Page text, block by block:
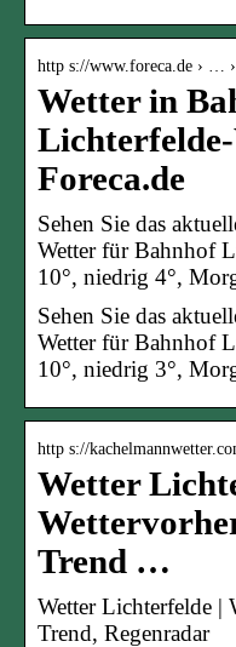
http s://www.foreca.de › …
Wetter in
Foreca.de
Sehen Sie das
Wetter für Bahnhof
10°, niedrig 4°,
Sehen Sie das
Wetter für Bahnhof
10°, niedrig 3°,
http s://
Wetter
Trend …
Wetter Lichterfelde |
Trend, Regenradar